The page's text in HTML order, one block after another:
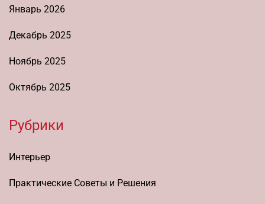
Январь 2026
Декабрь 2025
Ноябрь 2025
Октябрь 2025
Рубрики
Интерьер
Практические Советы и Решения